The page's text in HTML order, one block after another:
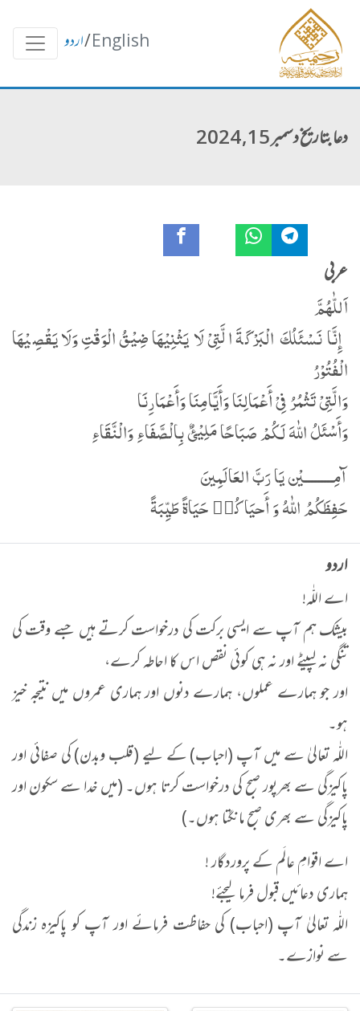
English
/اردو
دعا بتاریخ دسمبر 15, 2024
عربی
اَللّٰهُمَّ
إِنَّا نَسْئَلُكَ الْبَرْکَةَ الَّتِیْ لَا یَثْنِیْھَا ضِیْقُ الْوَقْتِ وَلَا یَقْصِیْھَا
الْفُتُوْرُ
وَالَّتِیْ تَثْمُرُ فِیْ أَعْمَالِنَا وَأَیَّامِنَا وَأَعْمَارِنَا
وَأَسْئَلُ اللّٰهَ لَکُمْ صَبَاحًا مَلِیْئٌ بِالْصَّفَاءِ وَالْنَّقَاءِ
آمِـــــــــيْن يَا رَبَّ العَالَمِينَ
حَفِظَكُمُ اللّٰهُ وَ أَحيَاكُم٘ حَيَاةً طَيِّبَةً
اردو
اے اللّٰہ!
بیشک ہم آپ سے ایسی برکت کی درخواست کرتے ہیں جسے وقت کی
تنگی نہ لپیٹے اور نہ ہی کوئی نقص اس کا احاطہ کرے،
اور جو ہمارے عملوں، ہمارے دنوں اور ہماری عمروں میں نتیجہ خیز
ہو۔
اللّٰہ تعالیٰ سے میں آپ (احباب) کے لیے (قلب وبدن) کی صفائی اور
پاکیزگی سے بھرپور صبح کی درخواست کرتا ہوں۔ (میں خدا سے سکون اور
پاکیزگی سے بھری صبح مانگتا ہوں۔)
اے اقوامِ عالَم کے پروردگار !
ہماری دعائیں قبول فرما لیجئے!
اللّٰہ تعالیٰ آپ (احباب) کی حفاظت فرمائے اور آپ کو پاکیزہ زندگی
سے نوازے۔